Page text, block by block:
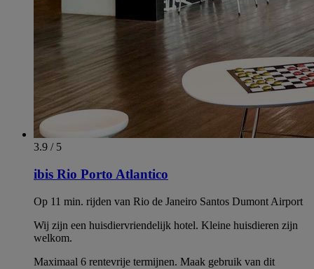
3.9 / 5
ibis Rio Porto Atlantico
Op 11 min. rijden van Rio de Janeiro Santos Dumont Airport
Wij zijn een huisdiervriendelijk hotel. Kleine huisdieren zijn
welkom.
Maximaal 6 rentevrije termijnen. Maak gebruik van dit